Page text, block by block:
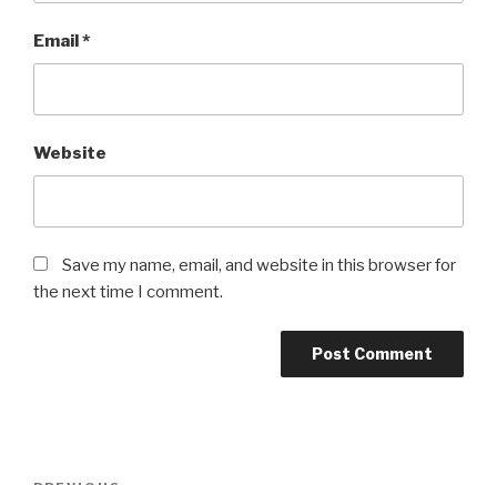
Email*
Website
Save my name, email, and website in this browser for
the next time I comment.